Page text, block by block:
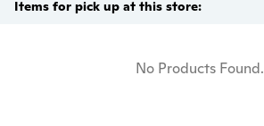
Items for pick up at this store:
No Products Found.